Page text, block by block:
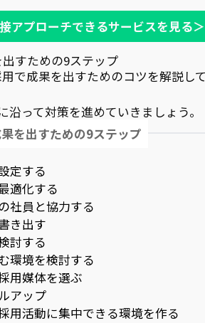
アプローチできるサービスを見る＞
すための9ステップ
で成果を出すためのコツを解説し
沿って対策を進めていきましょう。
を出すための9ステップ
定する
適化する
社員と協力する
き出す
討する
環境を検討する
用媒体を選ぶ
アップ
用活動に集中できる環境を作る